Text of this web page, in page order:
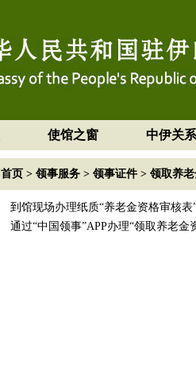
使馆之窗 中伊关系
首页 > 领事服务 > 领事证件 > 领取养
到馆现场办理纸质“养老金资格审核表
通过“中国领事”APP办理“领取养老金